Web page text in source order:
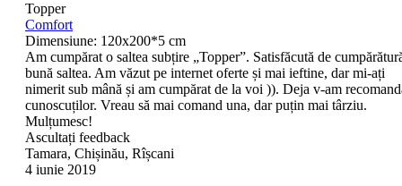
Topper
Comfort
Dimensiune: 120x200*5 cm
Am cumpărat o saltea subțire „Topper”. Satisfăcută de
bună saltea. Am văzut pe internet oferte și mai ieftine, dar mi-ați
nimerit sub mână și am cumpărat de la voi )). Deja v-am
cunoscuților. Vreau să mai comand una, dar puțin mai târziu.
Mulțumesc!
Ascultați feedback
Tamara, Chișinău, Rîșcani
4 iunie 2019